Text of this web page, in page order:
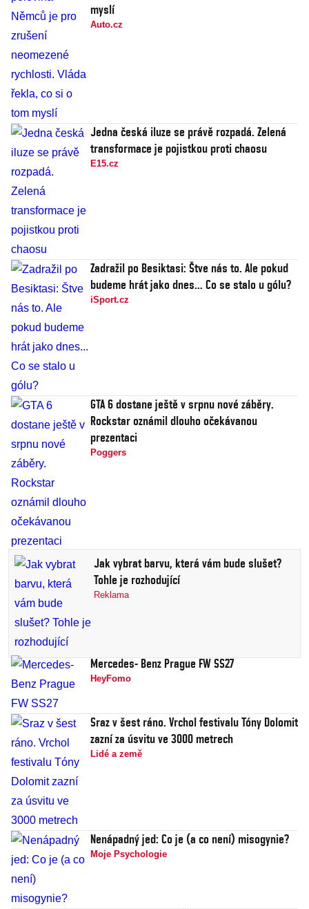
myslí
Auto.cz
Jedna česká iluze se právě rozpadá. Zelená
transformace je pojistkou proti chaosu
E15.cz
Zadražil po Besiktasi: Štve nás to. Ale pokud
budeme hrát jako dnes... Co se stalo u gólu?
iSport.cz
GTA 6 dostane ještě v srpnu nové záběry.
Rockstar oznámil dlouho očekávanou
prezentaci
Poggers
Jak vybrat barvu, která vám bude slušet?
Tohle je rozhodující
Reklama
Mercedes- Benz Prague FW SS27
HeyFomo
Sraz v šest ráno. Vrchol festivalu Tóny Dolomit
zazní za úsvitu ve 3000 metrech
Lidé a země
Nenápadný jed: Co je (a co není) misogynie?
Moje Psychologie